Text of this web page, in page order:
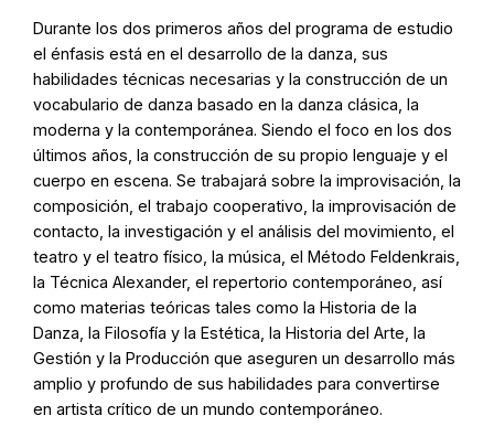
Durante los dos primeros años del programa de estudio
el énfasis está en el desarrollo de la danza, sus
habilidades técnicas necesarias y la construcción de un
vocabulario de danza basado en la danza clásica, la
moderna y la contemporánea. Siendo el foco en los dos
últimos años, la construcción de su propio lenguaje y el
cuerpo en escena. Se trabajará sobre la improvisación, la
composición, el trabajo cooperativo, la improvisación de
contacto, la investigación y el análisis del movimiento, el
teatro y el teatro físico, la música, el Método Feldenkrais,
la Técnica Alexander, el repertorio contemporáneo, así
como materias teóricas tales como la Historia de la
Danza, la Filosofía y la Estética, la Historia del Arte, la
Gestión y la Producción que aseguren un desarrollo más
amplio y profundo de sus habilidades para convertirse
en artista crítico de un mundo contemporáneo.